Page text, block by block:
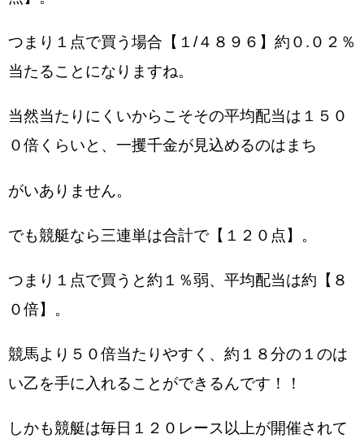
つまり１点で買う場合【１/４８９６】約０.０２％
当たることになりますね。
当然当たりにくいからこそその平均配当は１５０
０倍くらいと、一攫千金が見込めるのはまち
がいありません。
でも競艇なら三連単は合計で【１２０点】。
つまり１点で買うと約１％弱、平均配当は約【８
０倍】。
競馬より５０倍当たりやすく、約１８分の１のは
い乙を手に入れることができるんです！！
しかも競艇は毎日１２０レース以上が開催されて